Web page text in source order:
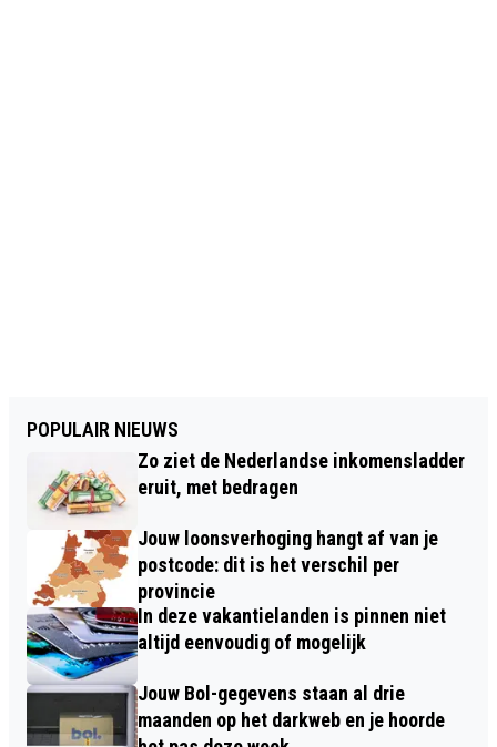
POPULAIR NIEUWS
Zo ziet de Nederlandse inkomensladder
eruit, met bedragen
Jouw loonsverhoging hangt af van je
postcode: dit is het verschil per
provincie
In deze vakantielanden is pinnen niet
altijd eenvoudig of mogelijk
Jouw Bol-gegevens staan al drie
maanden op het darkweb en je hoorde